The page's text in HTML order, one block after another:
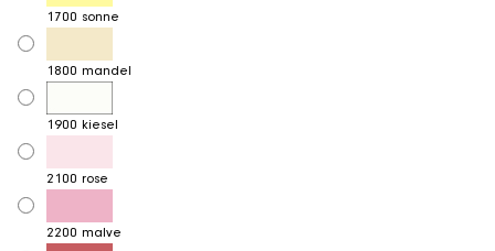
1700 sonne
1800 mandel
1900 kiesel
2100 rose
2200 malve